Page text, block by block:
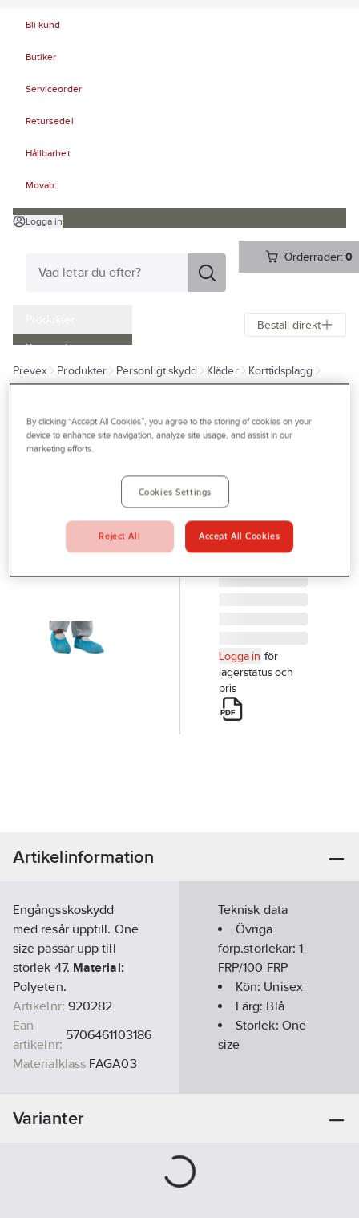
Bli kund
Butiker
Serviceorder
Retursedel
Hållbarhet
Movab
Logga in
Orderrader:0
Kampanjer
Outlet
Bli kund
Profilshop
Serviceverkstad
Företagsprofilering
Beställ direkt
Prevex Produkter Personligt skydd Kläder
Korttidsplagg
ACTIVEWEAR
blå plast
ENGÅNGS
POLYETEN BLÅ
920282
Logga in för
lagerstatus och
pris
Artikelinformation
Engångsskoskydd
med resår upptill. One
size passar upp till
storlek 47. Material:
Polyeten.
Artikelnr: 920282
Ean
artikelnr:
5706461103186
Materialklass FAGA03
Teknisk data
Övriga
förp.storlekar:1
FRP/100 FRP
Kön: Unisex
Färg: Blå
Storlek: One
size
Varianter
By clicking “Accept All Cookies”, you agree to the storing of cookies on your
device to enhance site navigation, analyze site usage, and assist in our
marketing efforts.
Cookies Settings
Reject All Accept All Cookies